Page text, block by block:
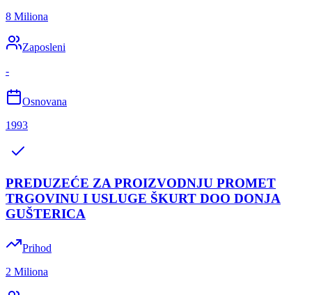
8 Miliona
Zaposleni
-
Osnovana
1993
PREDUZEĆE ZA PROIZVODNJU PROMET
TRGOVINU I USLUGE ŠKURT DOO DONJA
GUŠTERICA
Prihod
2 Miliona